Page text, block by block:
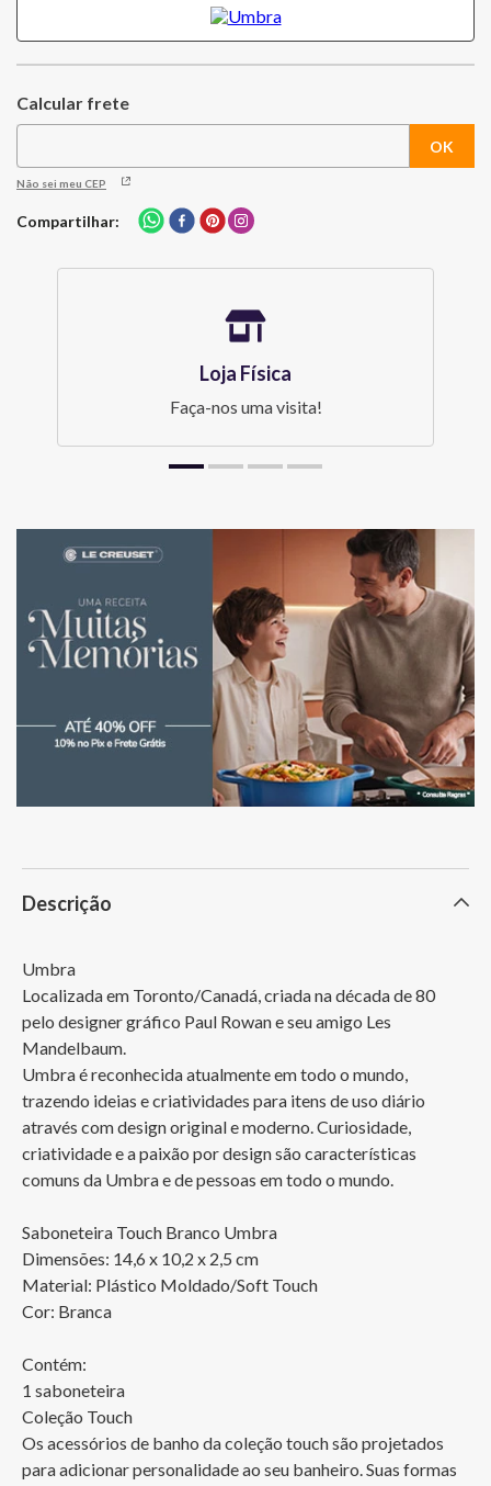
Não sei meu CEP
Compartilhar
Loja Física
Faça-nos uma visita!
Descrição
Umbra
Localizada em Toronto/Canadá, criada na década de 80
pelo designer gráfico Paul Rowan e seu amigo Les
Mandelbaum.
Umbra é reconhecida atualmente em todo o mundo,
trazendo ideias e criatividades para itens de uso diário
através com design original e moderno. Curiosidade,
criatividade e a paixão por design são características
comuns da Umbra e de pessoas em todo o mundo.
Saboneteira Touch Branco Umbra
Dimensões: 14,6 x 10,2 x 2,5 cm
Material: Plástico Moldado/Soft Touch
Cor: Branca
Contém:
1 saboneteira
Coleção Touch
Os acessórios de banho da coleção touch são projetados
para adicionar personalidade ao seu banheiro. Suas formas